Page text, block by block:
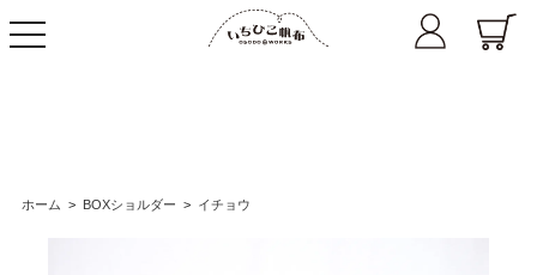
navigation
ホーム > BOXショルダー > イチョウ